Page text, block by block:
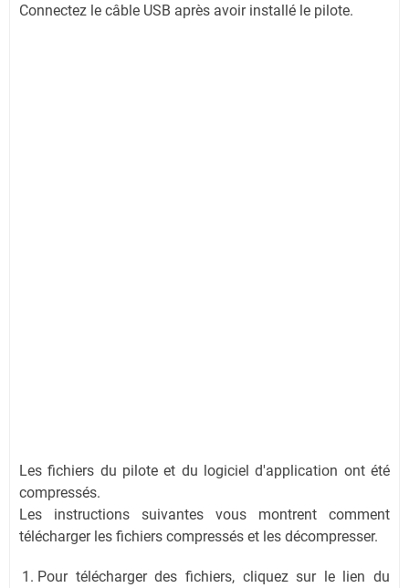
Connectez le câble USB après avoir installé le pilote.
Les fichiers du pilote et du logiciel d'application ont été
compressés.
Les instructions suivantes vous montrent comment
télécharger les fichiers compressés et les décompresser.
Pour télécharger des fichiers, cliquez sur le lien du